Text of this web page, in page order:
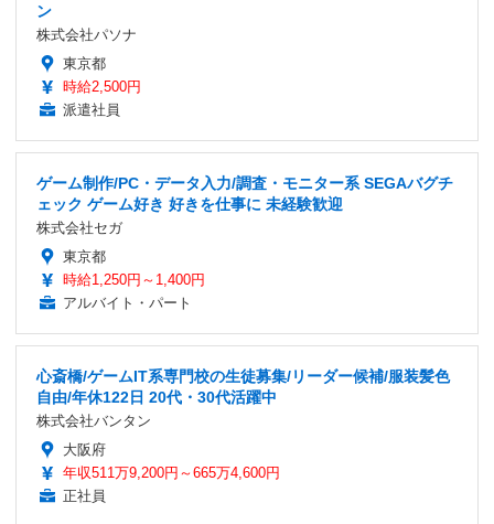
ン
株式会社パソナ
東京都
時給2,500円
派遣社員
ゲーム制作/PC・データ入力/調査・モニター系 SEGAバグチ
ェック ゲーム好き 好きを仕事に 未経験歓迎
株式会社セガ
東京都
時給1,250円～1,400円
アルバイト・パート
心斎橋/ゲームIT系専門校の生徒募集/リーダー候補/服装髪色
自由/年休122日 20代・30代活躍中
株式会社バンタン
大阪府
年収511万9,200円～665万4,600円
正社員